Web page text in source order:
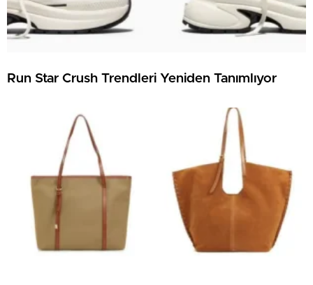
Run Star Crush Trendleri Yeniden Tanımlıyor